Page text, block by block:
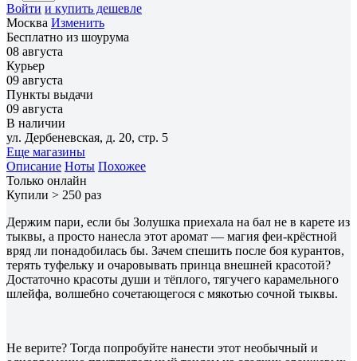
Войти и купить дешевле
Москва Изменить
Бесплатно из шоурума
08 августа
Курьер
09 августа
Пункты выдачи
09 августа
В наличии
ул. Дербеневская, д. 20, стр. 5
Еще магазины
Описание Ноты Похожее
Только онлайн
Купили > 250 раз
Держим пари, если бы Золушка приехала на бал не в карете из
тыквы, а просто нанесла этот аромат — магия феи-крёстной
вряд ли понадобилась бы. Зачем спешить после боя курантов,
терять туфельку и очаровывать принца внешней красотой?
Достаточно красоты души и тёплого, тягучего карамельного
шлейфа, волшебно сочетающегося с мякотью сочной тыквы.
Не верите? Тогда попробуйте нанести этот необычный и